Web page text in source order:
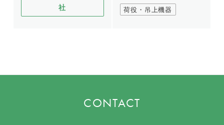
社
荷役・吊上機器
CONTACT